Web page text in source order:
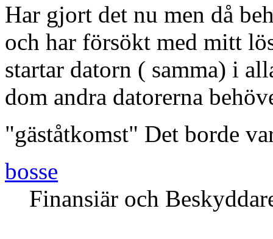
Har gjort det nu men då
och har försökt med mitt
startar datorn ( samma) i
dom andra datorerna
"gäståtkomst" Det borde
bosse
Finansiär och